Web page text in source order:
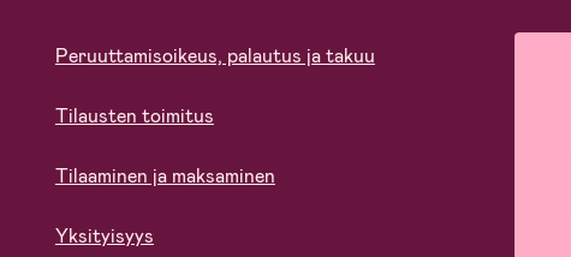
Peruuttamisoikeus, palautus ja takuu
Tilausten toimitus
Tilaaminen ja maksaminen
Yksityisyys